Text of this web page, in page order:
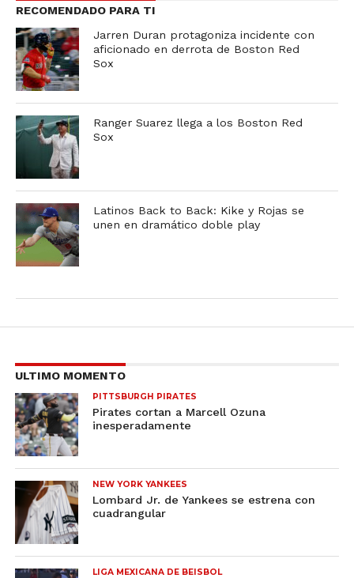
RECOMENDADO PARA TI
Jarren Duran protagoniza incidente con
aficionado en derrota de Boston Red
Sox
Ranger Suarez llega a los Boston Red
Sox
Latinos Back to Back: Kike y Rojas se
unen en dramático doble play
ULTIMO MOMENTO
PITTSBURGH PIRATES
Pirates cortan a Marcell Ozuna
inesperadamente
NEW YORK YANKEES
Lombard Jr. de Yankees se estrena con
cuadrangular
LIGA MEXICANA DE BEISBOL